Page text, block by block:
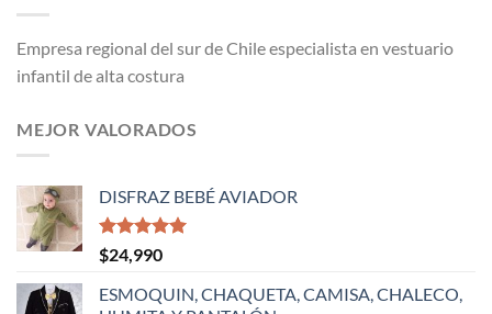
Empresa regional del sur de Chile especialista en vestuario
infantil de alta costura
MEJOR VALORADOS
DISFRAZ BEBÉ AVIADOR
Valorado
con
de 5
$24,990
ESMOQUIN, CHAQUETA, CAMISA, CHALECO,